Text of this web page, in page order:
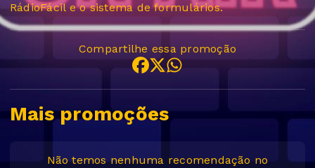
RádioFácil e o sistema de formulários.
Compartilhe essa promoção
Mais promoções
Não temos nenhuma recomendação no